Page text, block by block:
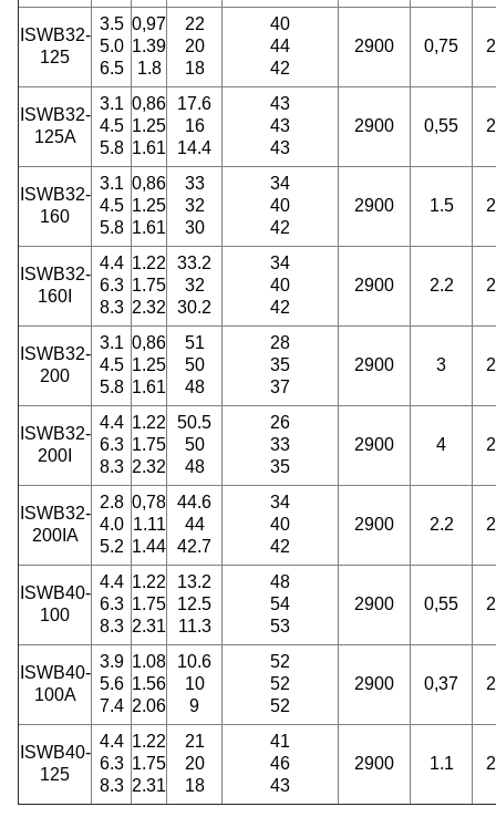
ISWB32-
125
3.5
5.0
6.5
0,97
1.39
1.8
22
20
18
40
44
42
2900 0,75
ISWB32-
125A
3.1
4.5
5.8
0,86
1.25
1.61
17.6
16
14.4
43
43
43
2900 0,55
ISWB32-
160
3.1
4.5
5.8
0,86
1.25
1.61
33
32
30
34
40
42
2900 1.5
ISWB32-
160I
4.4
6.3
8.3
1.22
1.75
2.32
33.2
32
30.2
34
40
42
2900 2.2
ISWB32-
200
3.1
4.5
5.8
0,86
1.25
1.61
51
50
48
28
35
37
2900 3
ISWB32-
200I
4.4
6.3
8.3
1.22
1.75
2.32
50.5
50
48
26
33
35
2900 4
ISWB32-
200IA
2.8
4.0
5.2
0,78
1.11
1.44
44.6
44
42.7
34
40
42
2900 2.2
ISWB40-
100
4.4
6.3
8.3
1.22
1.75
2.31
13.2
12.5
11.3
48
54
53
2900 0,55
ISWB40-
100A
3.9
5.6
7.4
1.08
1.56
2.06
10.6
10
9
52
52
52
2900 0,37
ISWB40-
125
4.4
6.3
8.3
1.22
1.75
2.31
21
20
18
41
46
43
2900 1.1